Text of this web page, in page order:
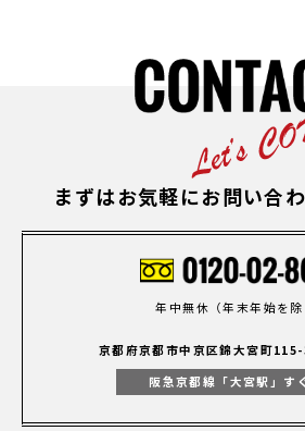
まずはお気軽にお問い合
年中無休（年末年始を除
京都府京都市中京区錦大宮町
阪急京都線「大宮駅」す